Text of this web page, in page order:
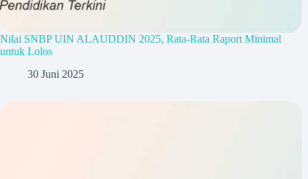
Nilai SNBP UIN ALAUDDIN 2025, Rata-Rata Raport Minimal
untuk Lolos
30 Juni 2025